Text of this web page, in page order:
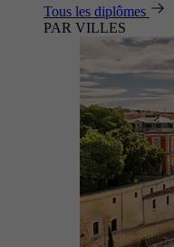
Tous les diplômes
PAR VILLES